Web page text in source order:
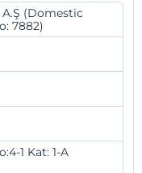
(Domestic
7882)
1 Kat: 1-A